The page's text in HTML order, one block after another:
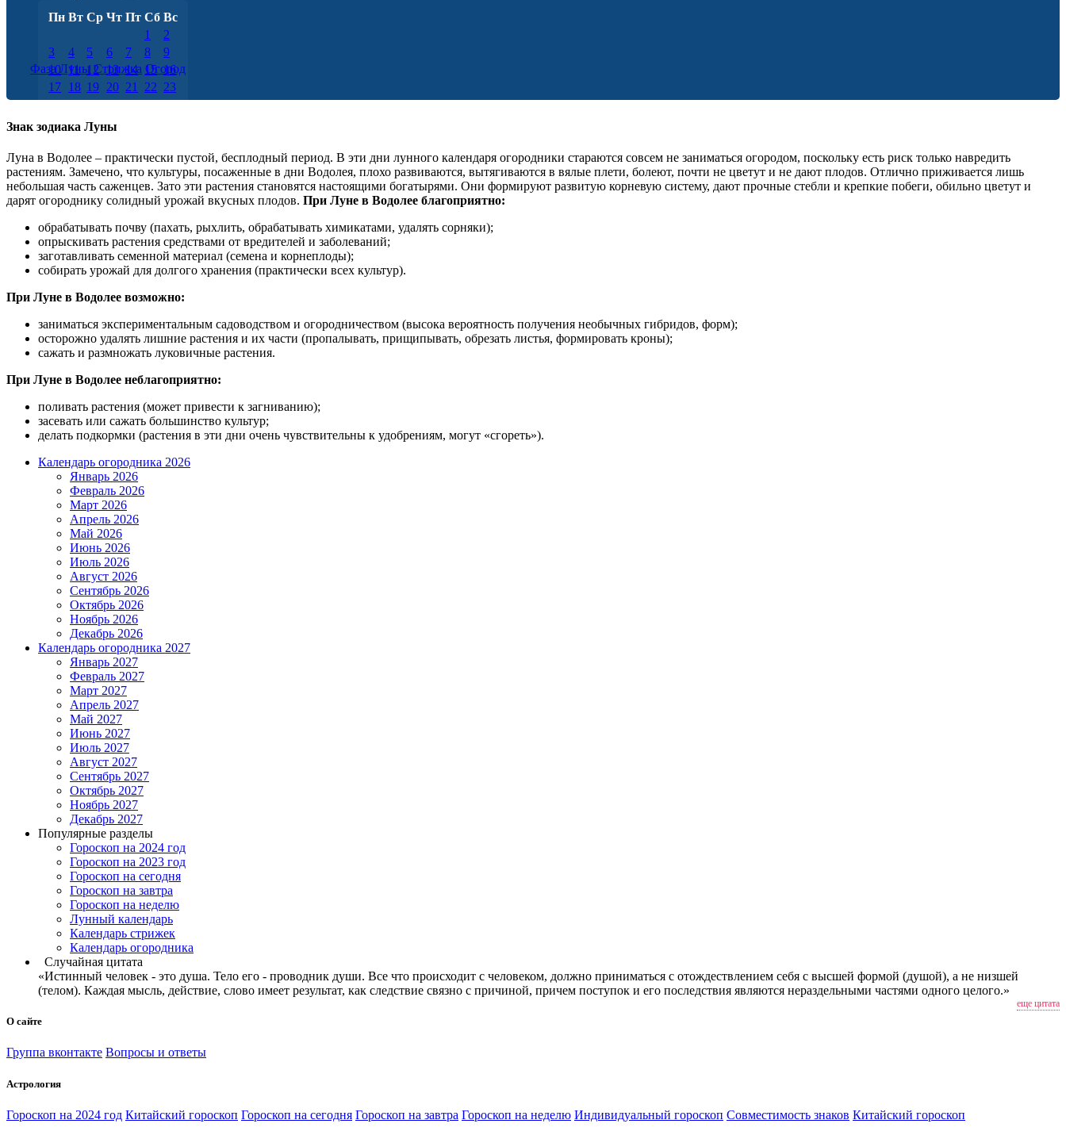
Пн Вт Ср Чт Пт Сб Вс
1
2
3
4 5 6 7 8
9
10 11 12 13 14 15 16
17 18 19 20 21 22 23
24 25 26 27 28 29
30 31
Фаза Луны Стрижка Огород
Знак зодиака Луны
Луна в Водолее – практически пустой, бесплодный период. В эти дни лунного календаря огородники стараются совсем не заниматься огородом, поскольку есть риск только навредить
растениям. Замечено, что культуры, посаженные в дни Водолея, плохо развиваются, вытягиваются в вялые плети, болеют, почти не цветут и не дают плодов. Отлично приживается лишь
небольшая часть саженцев. Зато эти растения становятся настоящими богатырями. Они формируют развитую корневую систему, дают прочные стебли и крепкие побеги, обильно цветут и
дарят огороднику солидный урожай вкусных плодов. При Луне в Водолее благоприятно:
обрабатывать почву (пахать, рыхлить, обрабатывать химикатами, удалять сорняки);
опрыскивать растения средствами от вредителей и заболеваний;
заготавливать семенной материал (семена и корнеплоды);
собирать урожай для долгого хранения (практически всех культур).
При Луне в Водолее возможно:
заниматься экспериментальным садоводством и огородничеством (высока вероятность получения необычных гибридов, форм);
осторожно удалять лишние растения и их части (пропалывать, прищипывать, обрезать листья, формировать кроны);
сажать и размножать луковичные растения.
При Луне в Водолее неблагоприятно:
поливать растения (может привести к загниванию);
засевать или сажать большинство культур;
делать подкормки (растения в эти дни очень чувствительны к удобрениям, могут «сгореть»).
Календарь огородника 2026
Январь 2026
Февраль 2026
Март 2026
Апрель 2026
Май 2026
Июнь 2026
Июль 2026
Август 2026
Сентябрь 2026
Октябрь 2026
Ноябрь 2026
Декабрь 2026
Календарь огородника 2027
Январь 2027
Февраль 2027
Март 2027
Апрель 2027
Май 2027
Июнь 2027
Июль 2027
Август 2027
Сентябрь 2027
Октябрь 2027
Ноябрь 2027
Декабрь 2027
Популярные разделы
Гороскоп на 2024 год
Гороскоп на 2023 год
Гороскоп на сегодня
Гороскоп на завтра
Гороскоп на неделю
Лунный календарь
Календарь стрижек
Календарь огородника
Случайная цитата
«Истинный человек - это душа. Тело его - проводник души. Все что происходит с человеком, должно приниматься с отождествлением себя с высшей формой (душой), а не низшей
(телом). Каждая мысль, действие, слово имеет результат, как следствие связно с причиной, причем поступок и его последствия являются нераздельными частями одного целого.»
еще цитата
О сайте
Группа вконтакте Вопросы и ответы
Астрология
Гороскоп на 2024 год Китайский гороскоп Гороскоп на сегодня Гороскоп на завтра Гороскоп на неделю Индивидуальный гороскоп Совместимость знаков Китайский гороскоп